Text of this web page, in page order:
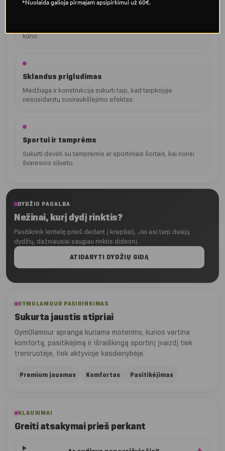
kūno.
Sklandus prigludimas
Medžiaga ir konstrukcija sukurti taip, kad tarpkojyje
nesusidarytų susiraukšlėjimo efektas.
Sportui ir tamprėms
Sukurti dėvėti su tamprėmis ar sportiniais šortais, kai norisi
švaresnio silueto.
DYDŽIO PAGALBA
Nežinai, kurį dydį rinktis?
Pasitikrink lentelę prieš dedant į krepšelį. Jei esi tarp dviejų
dydžių, dažniausiai saugiau rinktis didesnį.
ATIDARYTI DYDŽIŲ GIDĄ
GYMGLAMOUR PASIRINKIMAS
Sukurta jaustis stipriai
GymGlamour apranga kuriama moterims, kurios vertina
komfortą, pasitikėjimą ir išraiškingą sportinį įvaizdį tiek
treniruotėje, tiek aktyvioje kasdienybėje.
Premium jausmas Komfortas Pasitikėjimas
KLAUSIMAI
Greiti atsakymai prieš perkant
*Nuolaida galioja pirmajam apsipirkimui už 60€.